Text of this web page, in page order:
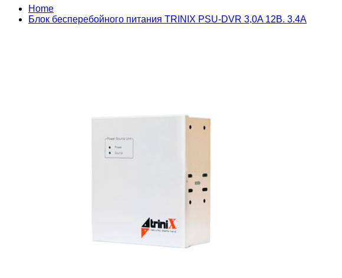
Home
Блок бесперебойного питания TRINIX PSU-DVR 3,0A 12В. 3.4А